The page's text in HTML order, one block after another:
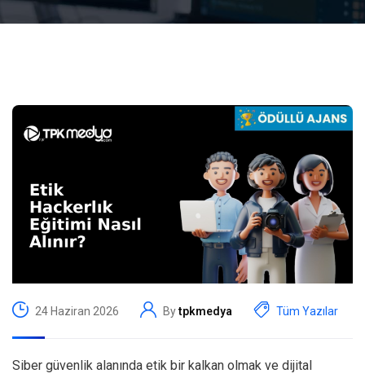
24 Haziran 2026 Bytpkmedya Tüm Yazılar
Siber güvenlik alanında etik bir kalkan olmak ve dijital